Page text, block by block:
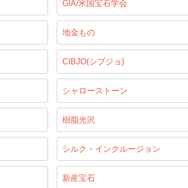
GIA/米国宝石学会
地金もの
CIBJO(シブジョ)
シャローストーン
樹脂光沢
シルク・インクルージョン
新産宝石